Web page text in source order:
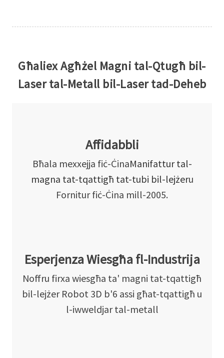
Għaliex Agħżel Magni tal-Qtugħ bil-
Laser tal-Metall bil-Laser tad-Deheb
Affidabbli
Bħala mexxejja fiċ-ĊinaManifattur tal-
magna tat-tqattigħ tat-tubi bil-lejżeru
Fornitur fiċ-Ċina mill-2005.
Esperjenza Wiesgħa fl-Industrija
Noffru firxa wiesgħa ta' magni tat-tqattigħ
bil-lejżer Robot 3D b'6 assi għat-tqattigħ u
l-iwweldjar tal-metall